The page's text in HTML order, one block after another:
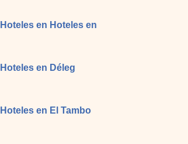
Hoteles en Hoteles en
Hoteles en Déleg
Hoteles en El Tambo